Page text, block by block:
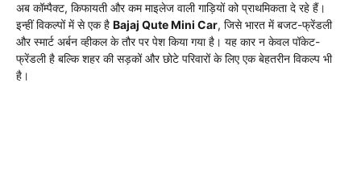
अब कॉम्पैक्ट, किफायती और कम माइलेज वाली गाड़ियों को प्राथमिकता दे रहे हैं।
इन्हीं विकल्पों में से एक है Bajaj Qute Mini Car, जिसे भारत में बजट-फ्रेंडली
और स्मार्ट अर्बन व्हीकल के तौर पर पेश किया गया है। यह कार न केवल पॉकेट-
फ्रेंडली है बल्कि शहर की सड़कों और छोटे परिवारों के लिए एक बेहतरीन विकल्प भी
है।